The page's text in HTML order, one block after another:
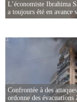
L’économiste Ibrahima
a toujours été en avance
Confrontée à des
ordonne des évacuations